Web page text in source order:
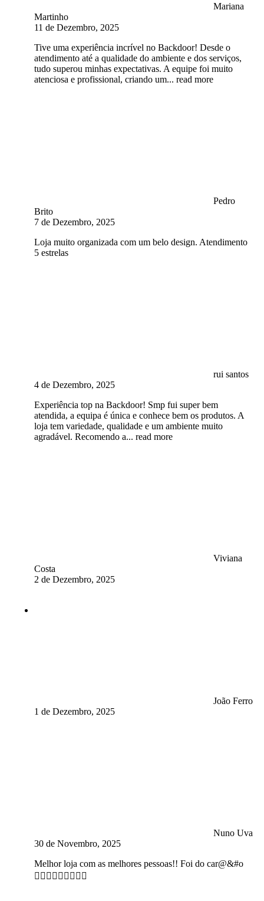
Mariana
Martinho
11 de Dezembro, 2025
Tive uma experiência incrível no Backdoor! Desde o
atendimento até a qualidade do ambiente e dos serviços,
tudo superou minhas expectativas. A equipe foi muito
atenciosa e profissional, criando um... read more
Pedro
Brito
7 de Dezembro, 2025
Loja muito organizada com um belo design. Atendimento
5 estrelas
rui santos
4 de Dezembro, 2025
Experiência top na Backdoor! Smp fui super bem
atendida, a equipa é única e conhece bem os produtos. A
loja tem variedade, qualidade e um ambiente muito
agradável. Recomendo a... read more
Viviana
Costa
2 de Dezembro, 2025
João Ferro
1 de Dezembro, 2025
Nuno Uva
30 de Novembro, 2025
Melhor loja com as melhores pessoas!! Foi do car@&#o
👍🏻👍🏻👍🏻👍🏻😍